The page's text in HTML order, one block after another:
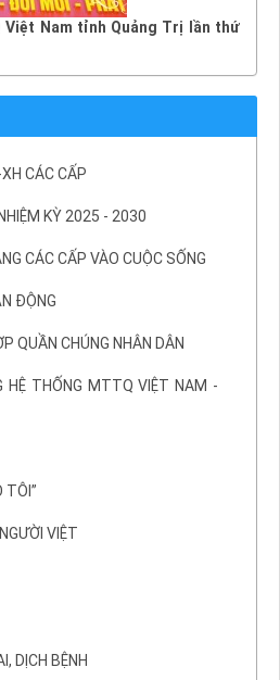
Nam tỉnh Quảng Trị lần thứ
CÁC CẤP
KỲ 2025 - 2030
CÁC CẤP VÀO CUỘC SỐNG
ĐỘNG
QUẦN CHÚNG NHÂN DÂN
HỆ THỐNG MTTQ VIỆT NAM -
TÔI”
VIỆT
DỊCH BỆNH